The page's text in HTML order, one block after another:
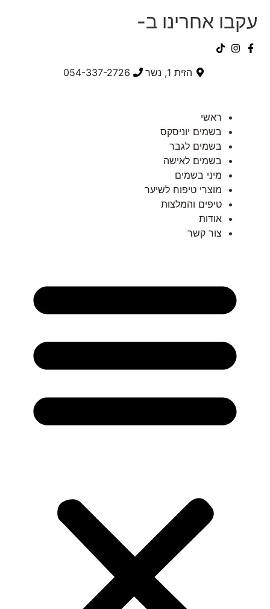
הזית 1, נשר 054-337-2726⁩
עקבו אחרינו ב-
ראשי
בשמים יוניסקס
בשמים לגבר
בשמים לאישה
מיני בשמים
מוצרי טיפוח לשיער
טיפים והמלצות
אודות
צור קשר